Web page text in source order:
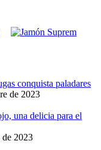
conquista paladares
de 2023
una delicia para el
de 2023